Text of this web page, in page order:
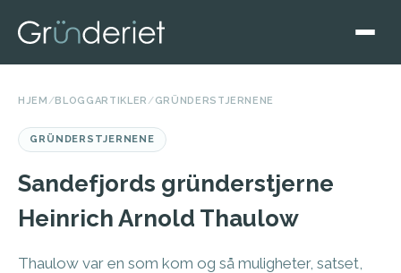
HJEM /BLOGGARTIKLER /GRÜNDERSTJERNENE
GRÜNDERSTJERNENE
Sandefjords gründerstjerne
Heinrich Arnold Thaulow
Thaulow var en som kom og så muligheter, satset,